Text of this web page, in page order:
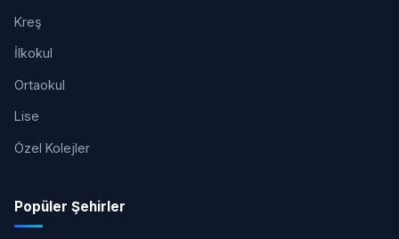
Kreş
İlkokul
Ortaokul
Lise
Özel Kolejler
Popüler Şehirler